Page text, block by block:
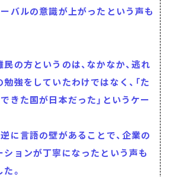
バルの意識が上がったという声も
の方というのは、なかなか、逃れ
強をしていたわけではなく、「た
きた国が日本だった」というケー
に言語の壁があることで、企業の
ションが丁寧になったという声も
。